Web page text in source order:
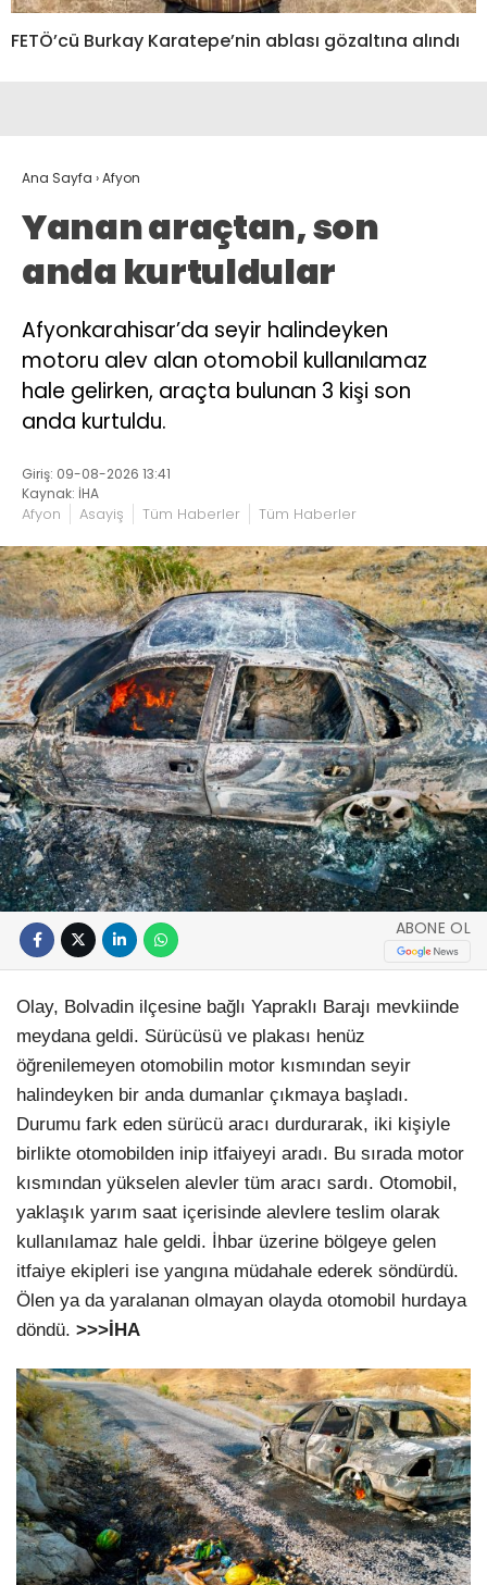
FETÖ’cü Burkay Karatepe’nin ablası gözaltına alındı
Ana Sayfa ›Afyon
Yanan araçtan, son
anda kurtuldular
Afyonkarahisar’da seyir halindeyken
motoru alev alan otomobil kullanılamaz
hale gelirken, araçta bulunan 3 kişi son
anda kurtuldu.
Giriş: 09-08-2026 13:41
Kaynak: İHA
Afyon Asayiş Tüm Haberler Tüm Haberler
ABONE OL
Olay, Bolvadin ilçesine bağlı Yapraklı Barajı mevkiinde
meydana geldi. Sürücüsü ve plakası henüz
öğrenilemeyen otomobilin motor kısmından seyir
halindeyken bir anda dumanlar çıkmaya başladı.
Durumu fark eden sürücü aracı durdurarak, iki kişiyle
birlikte otomobilden inip itfaiyeyi aradı. Bu sırada motor
kısmından yükselen alevler tüm aracı sardı. Otomobil,
yaklaşık yarım saat içerisinde alevlere teslim olarak
kullanılamaz hale geldi. İhbar üzerine bölgeye gelen
itfaiye ekipleri ise yangına müdahale ederek söndürdü.
Ölen ya da yaralanan olmayan olayda otomobil hurdaya
döndü. >>>İHA